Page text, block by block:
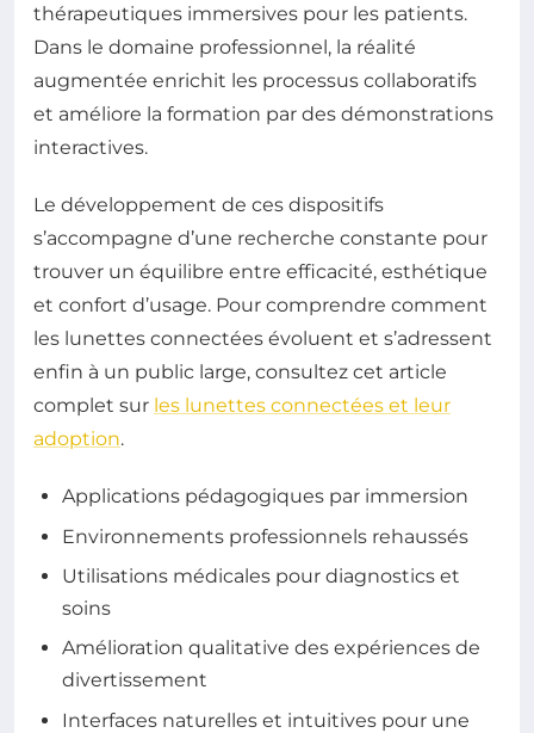
thérapeutiques immersives pour les patients.
Dans le domaine professionnel, la réalité
augmentée enrichit les processus collaboratifs
et améliore la formation par des démonstrations
interactives.
Le développement de ces dispositifs
s’accompagne d’une recherche constante pour
trouver un équilibre entre efficacité, esthétique
et confort d’usage. Pour comprendre comment
les lunettes connectées évoluent et s’adressent
enfin à un public large, consultez cet article
complet sur les lunettes connectées et leur
adoption.
Applications pédagogiques par immersion
Environnements professionnels rehaussés
Utilisations médicales pour diagnostics et
soins
Amélioration qualitative des expériences de
divertissement
Interfaces naturelles et intuitives pour une